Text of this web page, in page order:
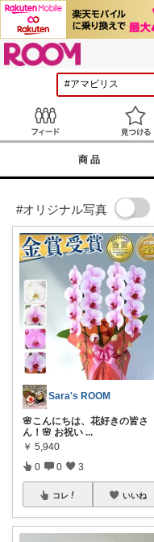
商品
#オリジナル写真
Sara's ROOM
🌸こんにちは、花好きの皆さ
ん！🌸 お祝い ...
￥ 5,940
0 0 3
コレ いいね